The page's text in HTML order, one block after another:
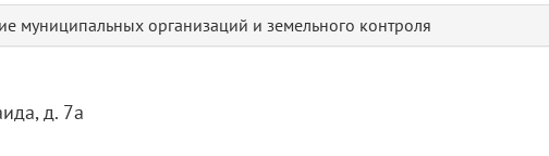
муниципальных организаций и земельного контроля
д. 7а